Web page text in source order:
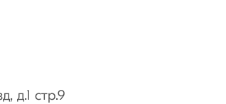
д.1 стр.9